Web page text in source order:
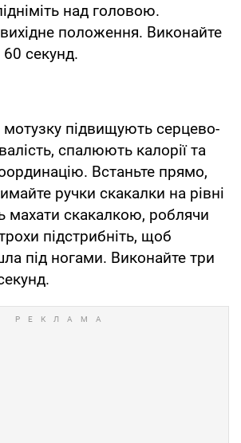
над головою.
положення. Виконайте
секунд.
підвищують серцево-
спалюють калорії та
Встаньте прямо,
ручки скакалки на рівні
махати скакалкою, роблячи
підстрибніть, щоб
під ногами. Виконайте три